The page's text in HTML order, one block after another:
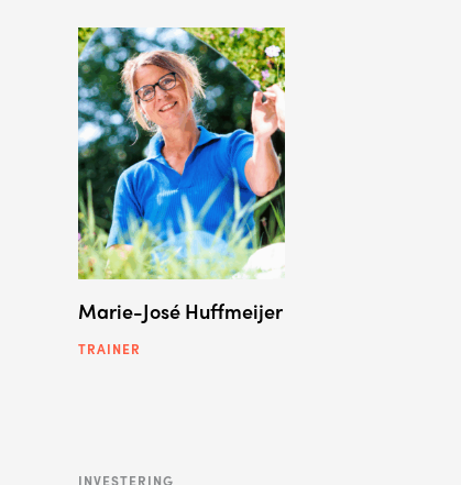
Marie-José Huffmeijer
TRAINER
INVESTERING